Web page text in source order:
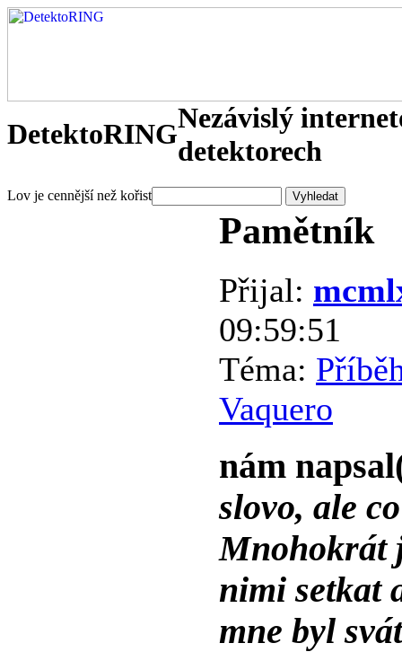
DetektoRINGNezávislý
detektorech
Lov je cennější než kořist
Pamětník
Přijal:
09:59:51
Téma:
Vaquero
nám
slovo, ale
Mnohokrát
nimi setkat
mne byl